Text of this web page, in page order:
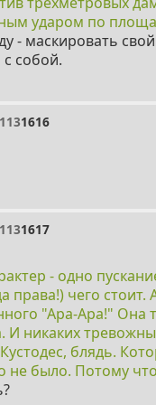
ударом по
- маскировать
собой.
1131616
1131617
- одно
права!) чего
"Ара-Ара!" Она
И никаких
блядь.
не было. Потому